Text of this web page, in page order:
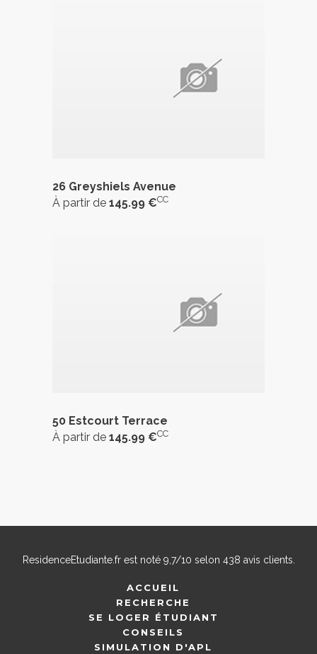
26 Greyshiels Avenue
À partir de 145.99 €CC
50 Estcourt Terrace
À partir de 145.99 €CC
ResidenceEtudiante.frest noté 9,7/10 selon 438 avis clients.
ACCUEIL
RECHERCHE
SE LOGER ÉTUDIANT
CONSEILS
SIMULATION D'APL